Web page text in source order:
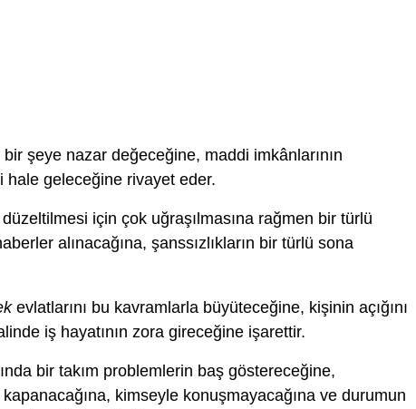
bir şeye nazar değeceğine, maddi imkânlarının
hale geleceğine rivayet eder.
düzeltilmesi için çok uğraşılmasına rağmen bir türlü
alınacağına, şanssızlıkların bir türlü sona
evlatlarını bu kavramlarla büyüteceğine, kişinin açığını
iş hayatının zora gireceğine işarettir.
bir takım problemlerin baş göstereceğine,
kimseyle konuşmayacağına ve durumun